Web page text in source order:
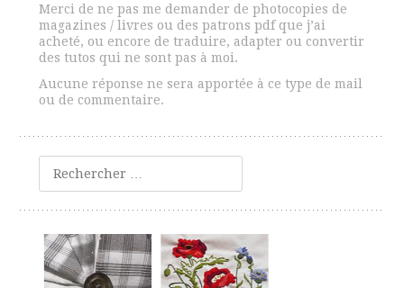
Merci de ne pas me demander de photocopies de
magazines / livres ou des patrons pdf que j’ai
acheté, ou encore de traduire, adapter ou convertir
des tutos qui ne sont pas à moi.
Aucune réponse ne sera apportée à ce type de mail
ou de commentaire.
Rechercher